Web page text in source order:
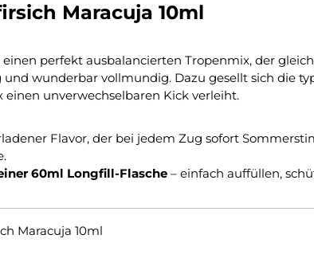
Maracuja 10ml
einen perfekt ausbalancierten Tropenmix, der
wunderbar vollmundig. Dazu gesellt sich die
unverwechselbaren Kick verleiht.
Flavor, der bei jedem Zug sofort
60ml Longfill-Flasche – einfach auffüllen,
Maracuja 10ml